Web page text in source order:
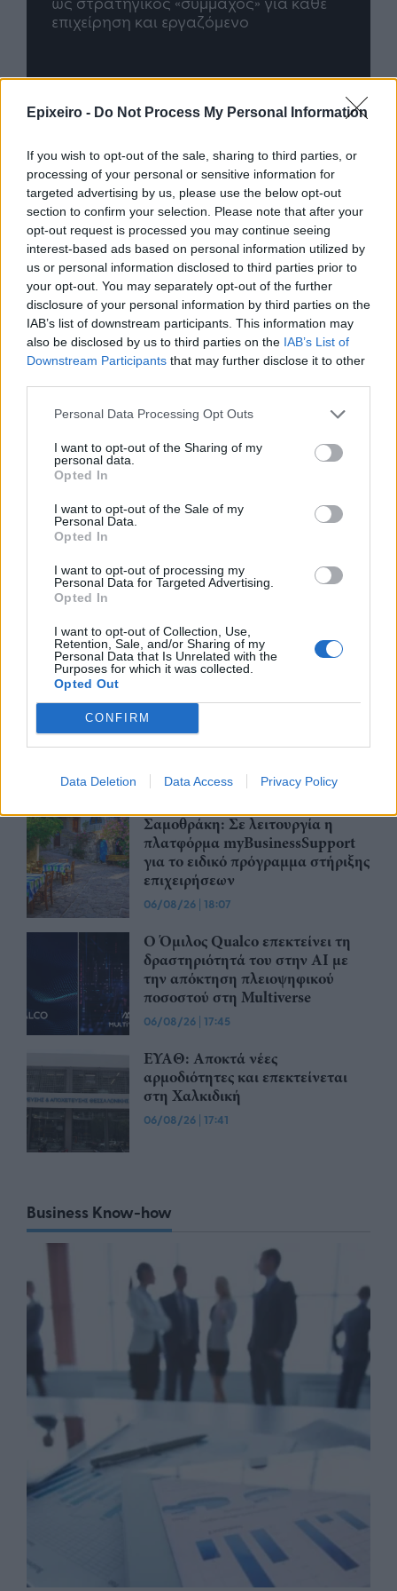
Epixeiro - Do Not Process My Personal Information
If you wish to opt-out of the sale, sharing to third parties, or
processing of your personal or sensitive information for
targeted advertising by us, please use the below opt-out
section to confirm your selection. Please note that after your
opt-out request is processed you may continue seeing
interest-based ads based on personal information utilized by
us or personal information disclosed to third parties prior to
your opt-out. You may separately opt-out of the further
disclosure of your personal information by third parties on the
IAB’s list of downstream participants. This information may
also be disclosed by us to third parties on the IAB’s List of
Downstream Participants that may further disclose it to other
Personal Data Processing Opt Outs
I want to opt-out of the Sharing of my
personal data.
Opted In
I want to opt-out of the Sale of my
Personal Data.
Opted In
I want to opt-out of processing my
Personal Data for Targeted Advertising.
Opted In
I want to opt-out of Collection, Use,
Retention, Sale, and/or Sharing of my
Personal Data that Is Unrelated with the
Purposes for which it was collected.
Opted Out
CONFIRM
Data Deletion Data Access Privacy Policy
Περισσότερα από το
Trade Estates: Στην κατοχή της το
50% του Sofia South Ring Mall με
τίμημα 49,35 εκατ. ευρώ
07/08/26 16:53
Ατρόμητος και Novibet
ανανεώνουν τη συνεργασία τους
μέχρι το 2028
07/08/26 15:48
07/08/26|15:29
CSG: Διψήφια αύξηση εσόδων
συμβάσεων το πρώτο εξάμηνο
του 2026
07/08/26 |12:09
Apollo Global Management:
Εξαγοράζει την EasyJet έναντι 7,7
δισ. δολαρίων - Η δήλωση του Sir
06/08/26|18:31
Σαμοθράκη: Σε λειτουργία η
πλατφόρμα myBusinessSupport
για το ειδικό πρόγραμμα στήριξης
επιχειρήσεων
06/08/26 | 18:07
Ο Όμιλος Qualco επεκτείνει τη
δραστηριότητά του στην ΑΙ με
την απόκτηση πλειοψηφικού
ποσοστού στη Multiverse
06/08/26 | 17:45
ΕΥΑΘ: Αποκτά νέες
αρμοδιότητες και επεκτείνεται
στη Χαλκιδική
06/08/26 | 17:41
Business Know-how